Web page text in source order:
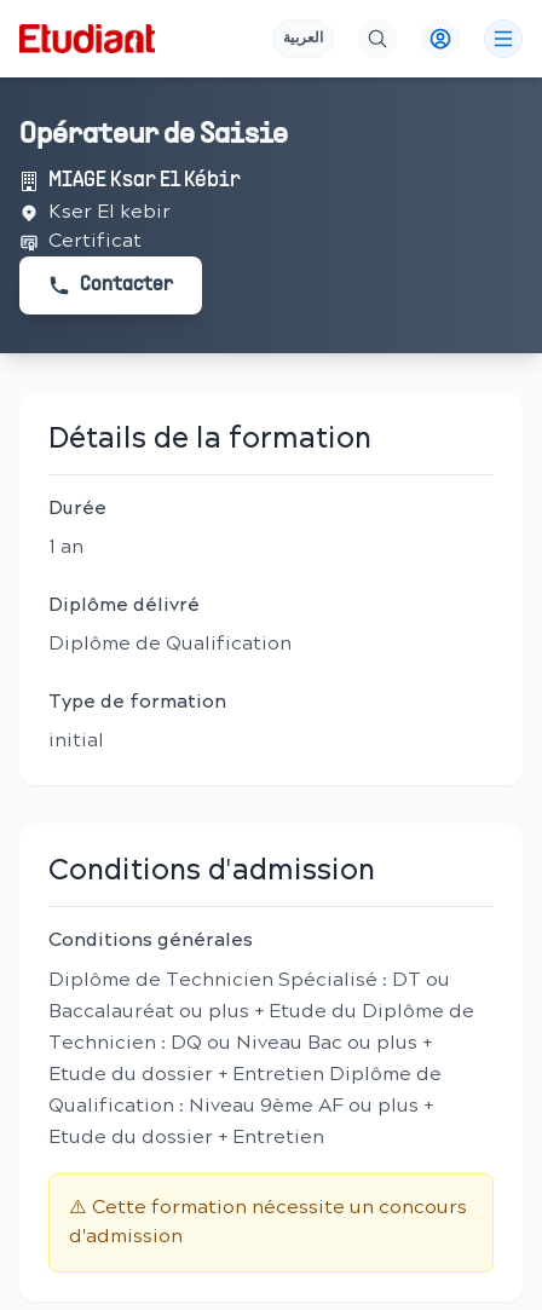
العربية
Opérateur de Saisie
MIAGE Ksar El Kébir
Kser El kebir
Certificat
Contacter
Détails de la formation
Durée
1 an
Diplôme délivré
Diplôme de Qualification
Type de formation
initial
Conditions d'admission
Conditions générales
Diplôme de Technicien Spécialisé : DT ou
Baccalauréat ou plus + Etude du Diplôme de
Technicien : DQ ou Niveau Bac ou plus +
Etude du dossier + Entretien Diplôme de
Qualification : Niveau 9ème AF ou plus +
Etude du dossier + Entretien
⚠️ Cette formation nécessite un concours
d'admission